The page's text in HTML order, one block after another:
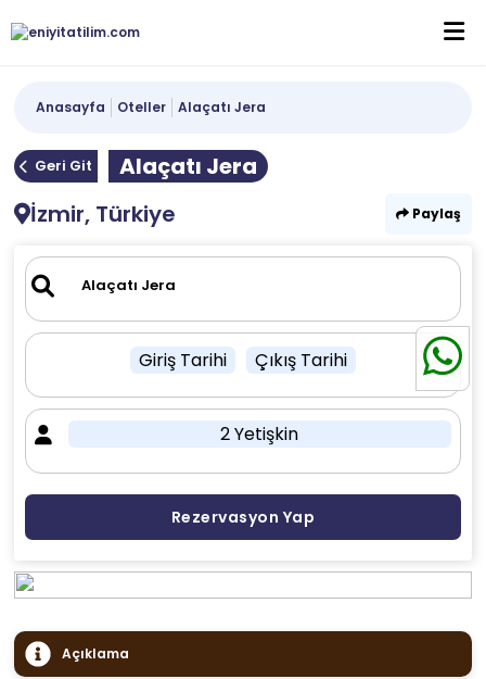
Anasayfa Oteller Alaçatı Jera
Geri Git
Alaçatı Jera
İzmir, Türkiye
Paylaş
Giriş Tarihi Çıkış Tarihi
2 Yetişkin
Rezervasyon Yap
Açıklama